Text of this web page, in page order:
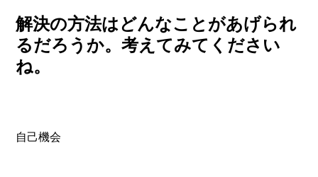
解決の方法はどんなことがあげられ
るだろうか。考えてみてください
ね。
自己機会